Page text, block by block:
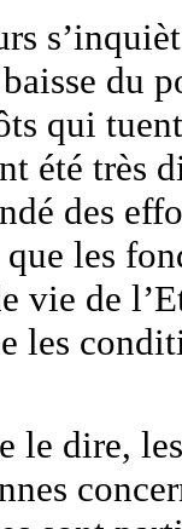
du
qui
été très
des
les
vie de
les
le dire,